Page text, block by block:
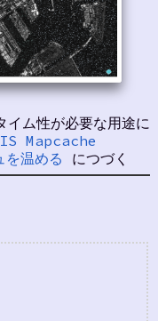
イム性が必要な用途に
Mapcache
温める につづく